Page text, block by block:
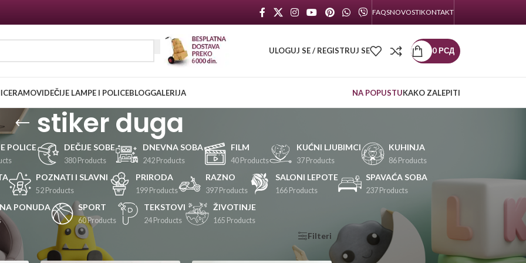
FAQSNOVOSTIKONTAKT
ULOGUJ SE / REGISTRUJ SE 0РСД
RAMOVIDEČIJE LAMPE I POLICEBLOGGALERIJA NA POPUSTUKAKO ZALEPITI
stiker duga
POLICE DEČIJE SOBE
380 Products
DNEVNA SOBA
242 Products
FILM
40 Products
KUĆNI LJUBIMCI
37 Products
KUHINJA
86 Products
POZNATI I SLAVNI
52 Products
PRIRODA
199 Products
RAZNO
397 Products
SALONI LEPOTE
166 Products
SPAVAĆA SOBA
237 Products
PONUDA SPORT
60 Products
TEKSTOVI
24 Products
ŽIVOTINJE
165 Products
Filteri
KATEGORIJE
PROIZVODA